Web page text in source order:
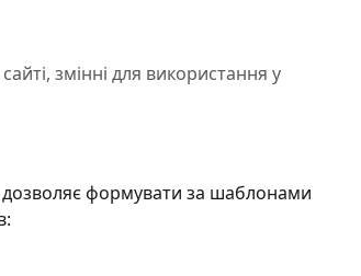
змінні для використання у
формувати за шаблонами